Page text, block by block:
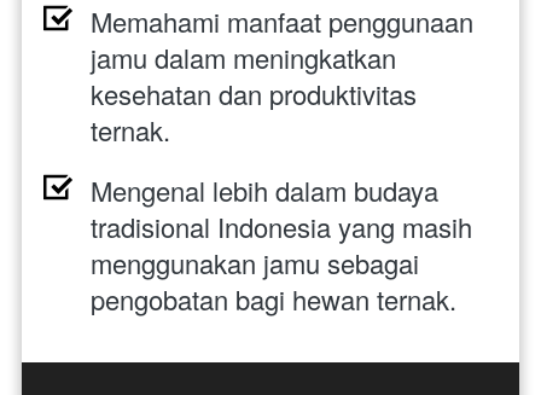
Memahami manfaat penggunaan
jamu dalam meningkatkan
kesehatan dan produktivitas
ternak.
Mengenal lebih dalam budaya
tradisional Indonesia yang masih
menggunakan jamu sebagai
pengobatan bagi hewan ternak.